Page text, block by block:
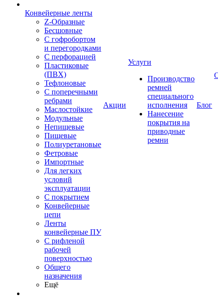
Конвейерные ленты
Z-Образные
Бесшовные
С гофробортом
и перегородками
С перфорацией
Пластиковые
(ПВХ)
Тефлоновые
С поперечными
ребрами
Маслостойкие
Модульные
Непищевые
Пищевые
Полиуретановые
Фетровые
Импортные
Для легких
условий
эксплуатации
С покрытием
Конвейерные
цепи
Ленты
конвейерные ПУ
С рифленой
рабочей
поверхностью
Общего
назначения
Ещё
Акции
Услуги
Производство
ремней
специального
исполнения
Нанесение
покрытия на
приводные
ремни
Блог